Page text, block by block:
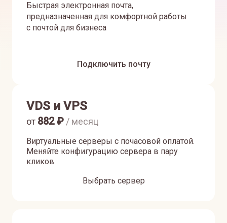
Быстрая электронная почта,
предназначенная для комфортной работы
с почтой для бизнеса
Подключить почту
VDS и VPS
Виртуальные серверы с почасовой оплатой.
Меняйте конфигурацию сервера в пару
кликов
от 882₽ / месяц
Выбрать сервер